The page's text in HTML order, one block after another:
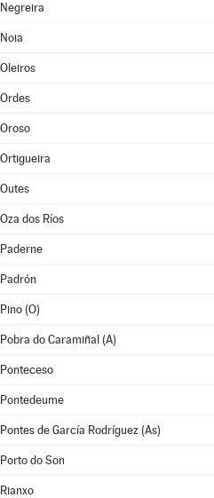
Negreira
Noia
Oleiros
Ordes
Oroso
Ortigueira
Outes
Oza dos Ríos
Paderne
Padrón
Pino (O)
Pobra do Caramiñal (A)
Ponteceso
Pontedeume
Pontes de García Rodríguez (As)
Porto do Son
Rianxo